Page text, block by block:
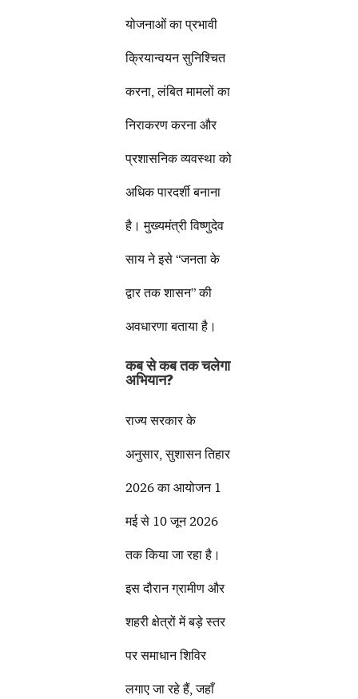
योजनाओं का प्रभावी
क्रियान्वयन सुनिश्चित
करना, लंबित मामलों का
निराकरण करना और
प्रशासनिक व्यवस्था को
अधिक पारदर्शी बनाना
है। मुख्यमंत्री विष्णुदेव
साय ने इसे “जनता के
द्वार तक शासन” की
अवधारणा बताया है।
कब से कब तक चलेगा
अभियान?
राज्य सरकार के
अनुसार, सुशासन तिहार
2026 का आयोजन 1
मई से 10 जून 2026
तक किया जा रहा है।
इस दौरान ग्रामीण और
शहरी क्षेत्रों में बड़े स्तर
पर समाधान शिविर
लगाए जा रहे हैं, जहाँ